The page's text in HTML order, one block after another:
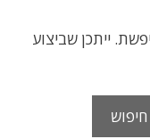
ייתכן שביצוע